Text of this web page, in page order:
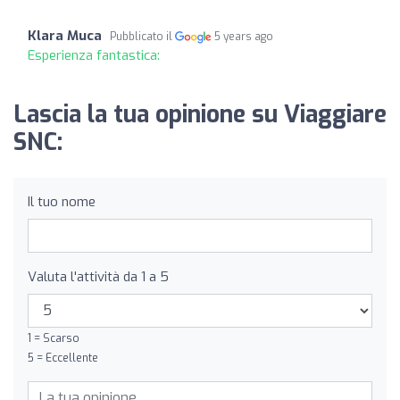
Klara Muca Pubblicato il 5 years ago
Esperienza fantastica:
Lascia la tua opinione su Viaggiare
SNC:
Il tuo nome
Valuta l'attività da 1 a 5
1 = Scarso
5 = Eccellente